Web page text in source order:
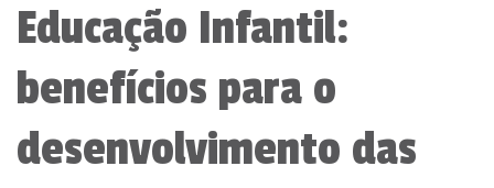
Educação Infantil:
benefícios para o
desenvolvimento das